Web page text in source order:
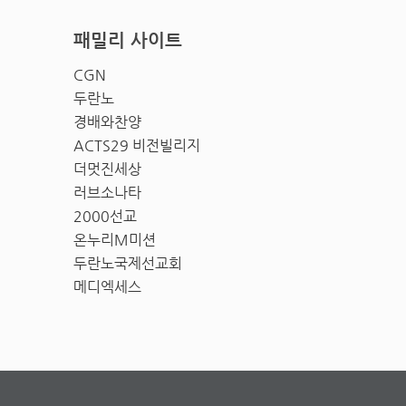
패밀리 사이트
CGN
두란노
경배와찬양
ACTS29 비전빌리지
더멋진세상
러브소나타
2000선교
온누리M미션
두란노국제선교회
메디엑세스